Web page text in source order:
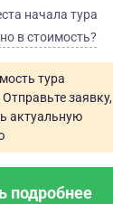
начала тура
в стоимость?
тура
заявку,
актуальную
подробнее